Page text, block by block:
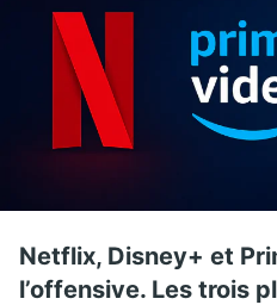
Netflix, Disney+ et
l’offensive. Les trois